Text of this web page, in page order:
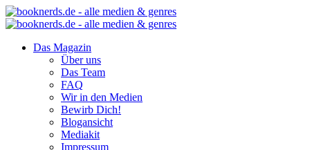
Das Magazin
Über uns
Das Team
FAQ
Wir in den Medien
Bewirb Dich!
Blogansicht
Mediakit
Impressum